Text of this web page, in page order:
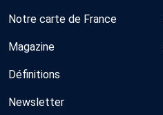
Notre carte de France
Magazine
Définitions
Newsletter